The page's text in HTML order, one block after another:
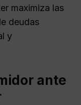
maximiza las
deudas
y
ante